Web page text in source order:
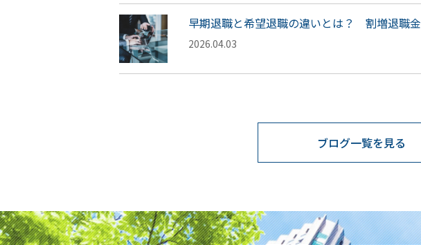
早期退職と希望退職の違いとは？ 割増退職
2026.04.03
ブログ一覧を見る